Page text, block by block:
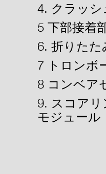
4. クラッシ
5 下部接着
6. 折りたた
7 トロンボ
8 コンベア
9. スコアリ
モジュール